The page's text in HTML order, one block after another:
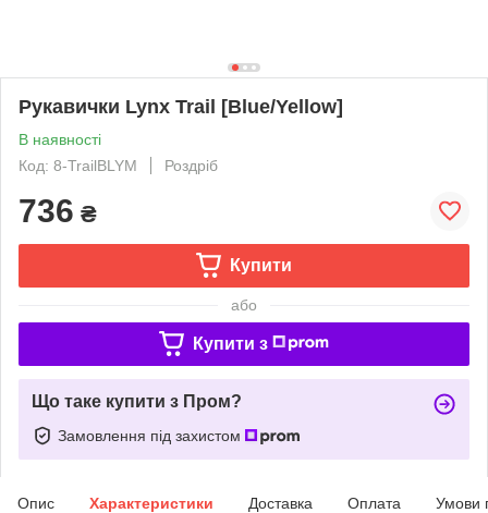
Рукавички Lynx Trail [Blue/Yellow]
В наявності
Код: 8-TrailBLYM
Роздріб
736 ₴
Купити
або
Купити з
Що таке купити з Пром?
Замовлення під захистом
Опис Характеристики Доставка Оплата Умови